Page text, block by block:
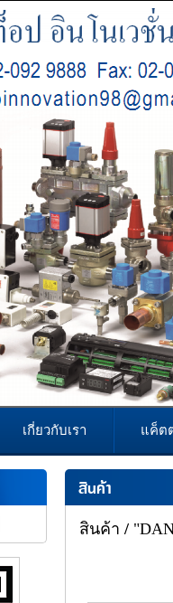
เกี่ยวกับเรา แค็ต
สินค้า
สินค้า /